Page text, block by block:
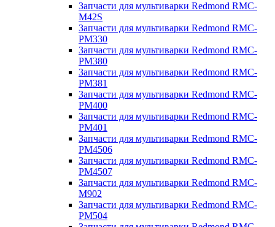
Запчасти для мультиварки Redmond RMC-
M42S
Запчасти для мультиварки Redmond RMC-
PM330
Запчасти для мультиварки Redmond RMC-
PM380
Запчасти для мультиварки Redmond RMC-
PM381
Запчасти для мультиварки Redmond RMC-
PM400
Запчасти для мультиварки Redmond RMC-
PM401
Запчасти для мультиварки Redmond RMC-
PM4506
Запчасти для мультиварки Redmond RMC-
PM4507
Запчасти для мультиварки Redmond RMC-
M902
Запчасти для мультиварки Redmond RMC-
PM504